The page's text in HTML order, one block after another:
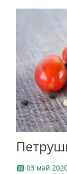
03 май